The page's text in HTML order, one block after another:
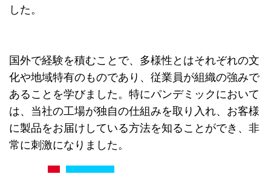
した。
国外で経験を積むことで、多様性とはそれぞれの文
化や地域特有のものであり、従業員が組織の強みで
あることを学びました。特にパンデミックにおいて
は、当社の工場が独自の仕組みを取り入れ、お客様
に製品をお届けしている方法を知ることができ、非
常に刺激になりました。